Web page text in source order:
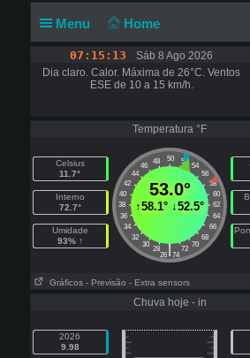
Menu Home
07:15:13
Sáb 8 Ago 2026
Dia claro. Calor. Máxima de 26°C. Ventos
ESE de 10 a 15 km/h.
Temperatura °F
Celsius
11.7°
Interno
72.7°
Umidade
93% ↑
50
48 52
46
54
44
56
42
58
40
60
38
62
36
64
34
66
32
68
30
70
28 72
|
26 74
53.0°
↑58.1° ↓52.5°
Gráficos - Previsão - Extra sensors
Chuva hoje - in
2026
9.98